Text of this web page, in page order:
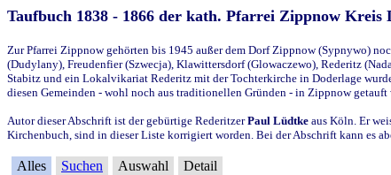
Taufbuch 1838 - 1866 der kath. Pfarrei Zippnow Kreis
Zur Pfarrei Zippnow gehörten bis 1945 außer dem Dorf Zippnow (Sypnywo)
(Dudylany), Freudenfier (Szwecja), Klawittersdorf (Glowaczewo), Rederitz
Stabitz und ein Lokalvikariat Rederitz mit der Tochterkirche in Doderlage
diesen Gemeinden - wohl noch aus traditionellen Gründen - in Zippnow getauft
Autor dieser Abschrift ist der gebürtige RederitzerPaul Lüdtke aus Köln. Er
Kirchenbuch, sind in dieser Liste korrigiert worden. Bei der Abschrift kann es
Alles Suchen Auswahl Detail